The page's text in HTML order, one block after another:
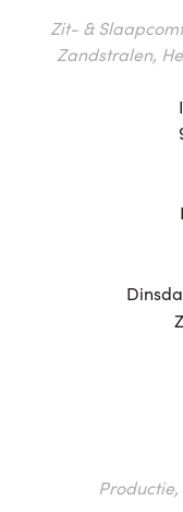
Zit- &
Zandstralen,